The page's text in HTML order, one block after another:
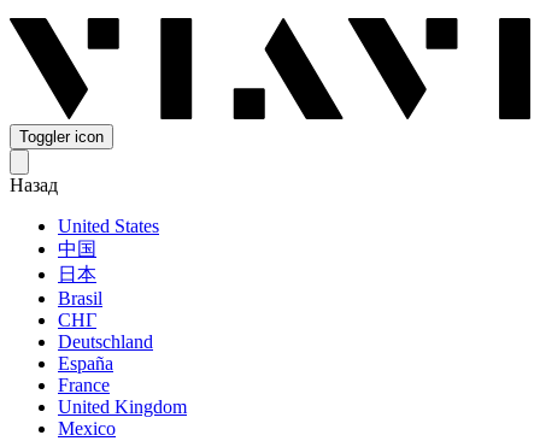
Toggler icon
Назад
United States
中国
日本
Brasil
СНГ
Deutschland
España
France
United Kingdom
Mexico